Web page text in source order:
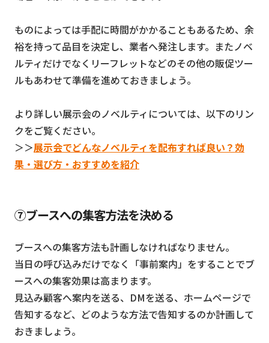
ものによっては手配に時間がかかることもあるため、余
裕を持って品目を決定し、業者へ発注します。またノベ
ルティだけでなくリーフレットなどのその他の販促ツー
ルもあわせて準備を進めておきましょう。
より詳しい展示会のノベルティについては、以下のリン
クをご覧ください。
＞＞展示会でどんなノベルティを配布すれば良い？効
果・選び方・おすすめを紹介
⑦ブースへの集客方法を決める
ブースへの集客方法も計画しなければなりません。
当日の呼び込みだけでなく「事前案内」をすることでブ
ースへの集客効果は高まります。
見込み顧客へ案内を送る、DMを送る、ホームページで
告知するなど、どのような方法で告知するのか計画して
おきましょう。